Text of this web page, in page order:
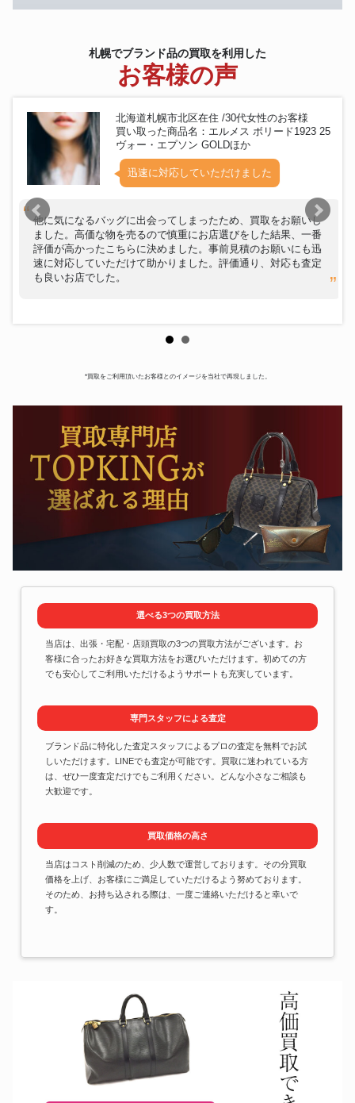
札幌でブランド品の買取を利用した
お客様の声
北海道札幌市北区在住 /30代女性のお客様
買い取った商品名：エルメス ボリード1923 25
ヴォー・エプソン GOLDほか
迅速に対応していただけました
他に気になるバッグに出会ってしまったため、買取をお願いし
ました。高価な物を売るので慎重にお店選びをした結果、一番
評価が高かったこちらに決めました。事前見積のお願いにも迅
速に対応していただけて助かりました。評価通り、対応も査定
も良いお店でした。
*買取をご利用頂いたお客様とのイメージを当社で再現しました。
選べる3つの買取方法
当店は、出張・宅配・店頭買取の3つの買取方法がございます。お
客様に合ったお好きな買取方法をお選びいただけます。初めての方
でも安心してご利用いただけるようサポートも充実しています。
専門スタッフによる査定
ブランド品に特化した査定スタッフによるプロの査定を無料でお試
しいただけます。LINEでも査定が可能です。買取に迷われている方
は、ぜひ一度査定だけでもご利用ください。どんな小さなご相談も
大歓迎です。
買取価格の高さ
当店はコスト削減のため、少人数で運営しております。その分買取
価格を上げ、お客様にご満足していただけるよう努めております。
そのため、お持ち込される際は、一度ご連絡いただけると幸いで
す。